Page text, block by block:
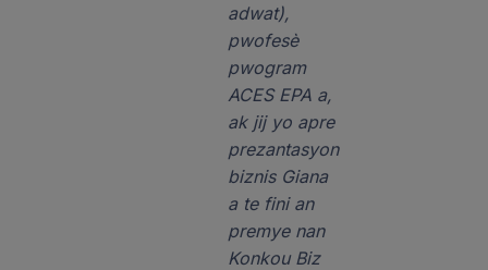
adwat),
pwofesè
pwogram
ACES EPA a,
ak jij yo apre
prezantasyon
biznis Giana
a te fini an
premye nan
Konkou Biz